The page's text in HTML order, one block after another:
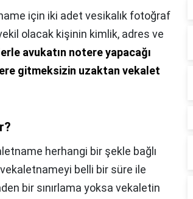
için iki adet vesikalık fotoğraf
olacak kişinin kimlik, adres ve
avukatın notere yapacağı
gitmeksizin uzaktan vekalet
herhangi bir şekle bağlı
belli bir süre ile
bir sınırlama yoksa vekaletin